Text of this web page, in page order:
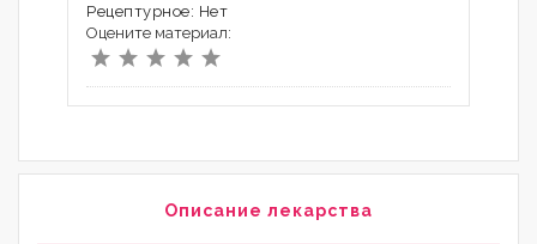
Рецептурное: Нет
Оцените материал:
Описание лекарства